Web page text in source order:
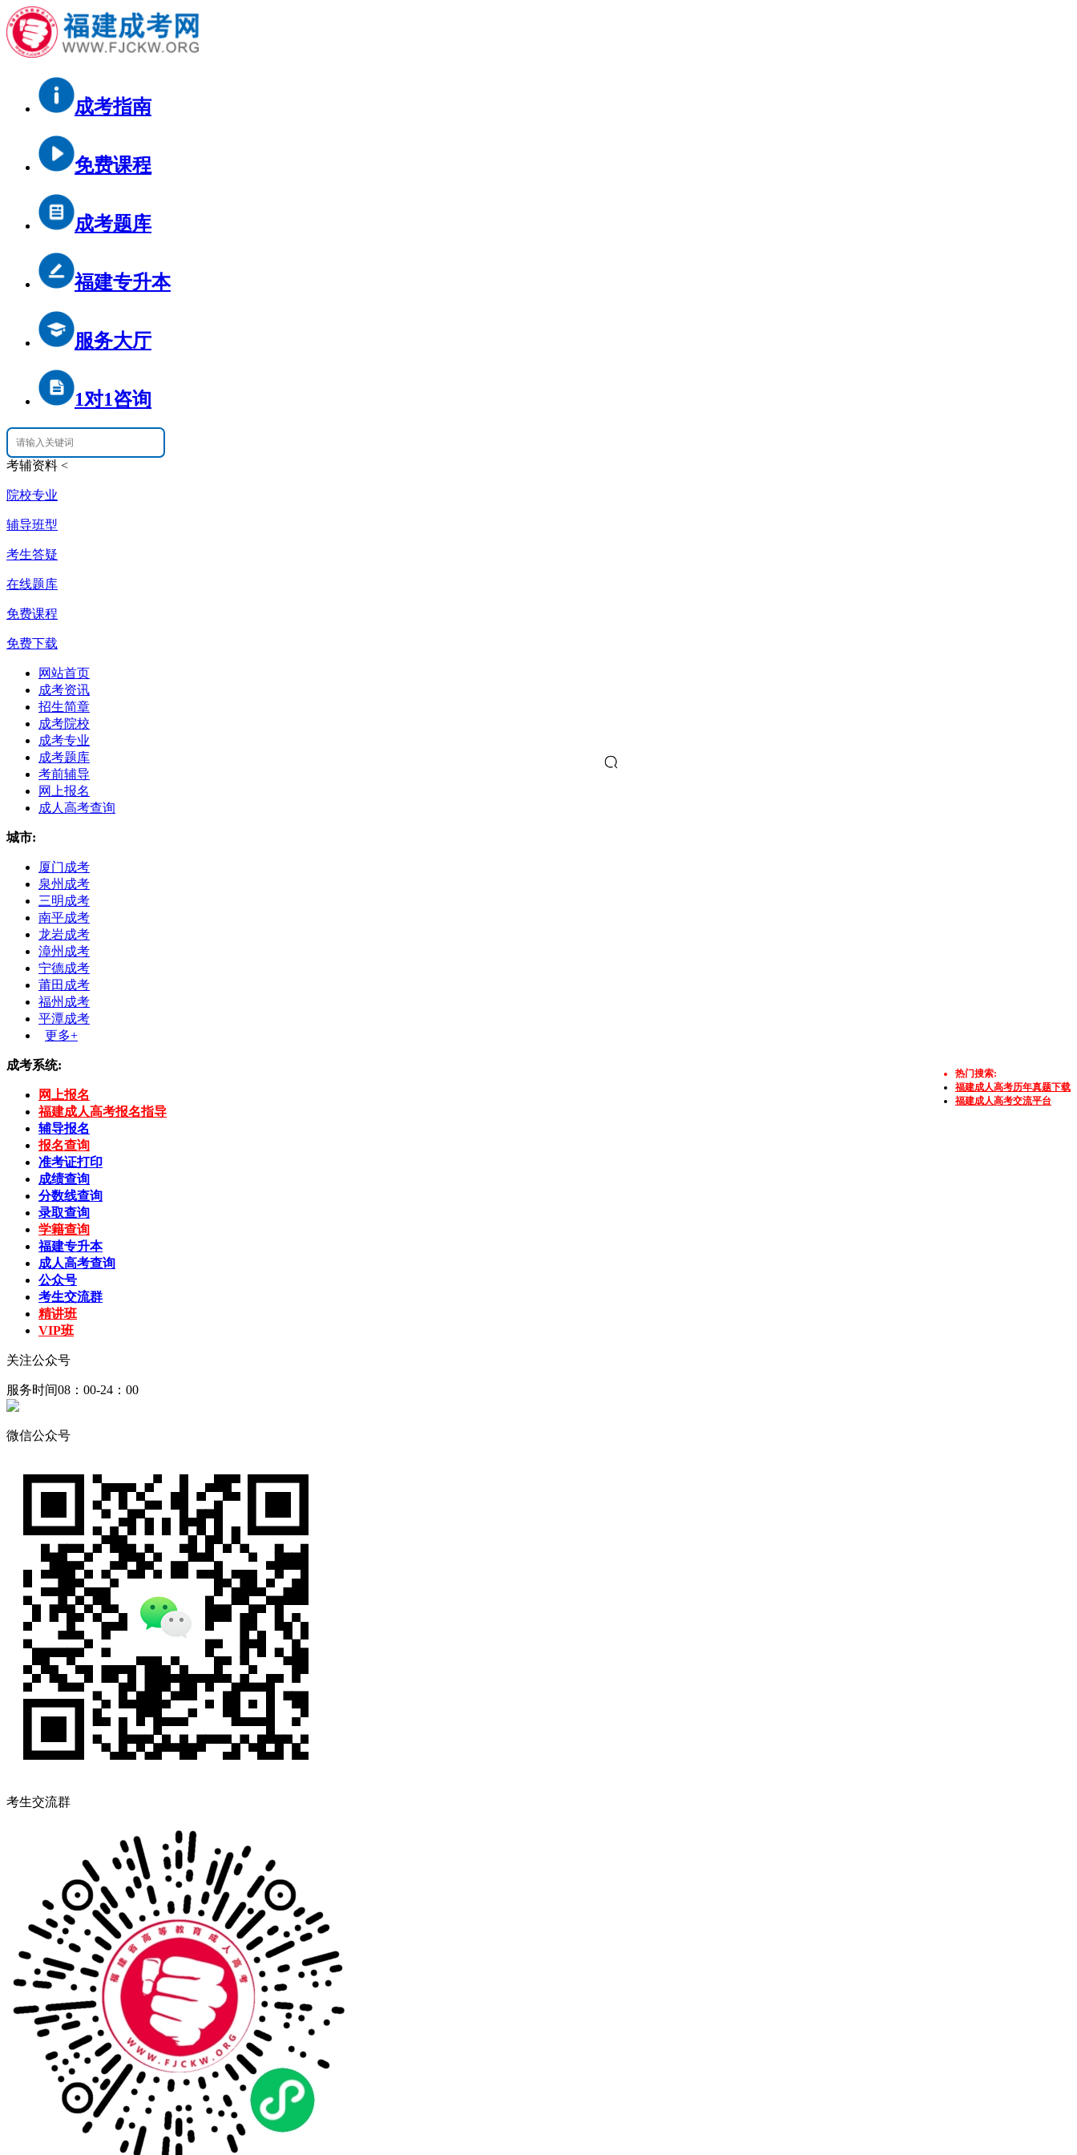
成考指南
免费课程
成考题库
福建专升本
服务大厅
1对1咨询
考辅资料 <
院校专业
辅导班型
考生答疑
在线题库
免费课程
免费下载
网站首页
成考资讯
招生简章
成考院校
成考专业
成考题库
考前辅导
网上报名
成人高考查询
城市:
厦门成考
泉州成考
三明成考
南平成考
龙岩成考
漳州成考
宁德成考
莆田成考
福州成考
平潭成考
更多+
热门搜索:
福建成人高考历年真题下载
福建成人高考交流平台
成考系统:
网上报名
福建成人高考报名指导
辅导报名
报名查询
准考证打印
成绩查询
分数线查询
录取查询
学籍查询
福建专升本
成人高考查询
公众号
考生交流群
精讲班
VIP班
关注公众号
服务时间08：00-24：00
微信公众号
考生交流群